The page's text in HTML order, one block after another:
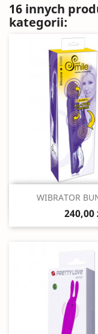
16 innych
kategorii:
Szybki
WIBRATOR
240,00